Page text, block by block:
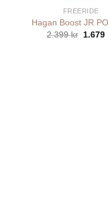
FREERIDE
Hagan Boost JR
2.399kr Det
1.679